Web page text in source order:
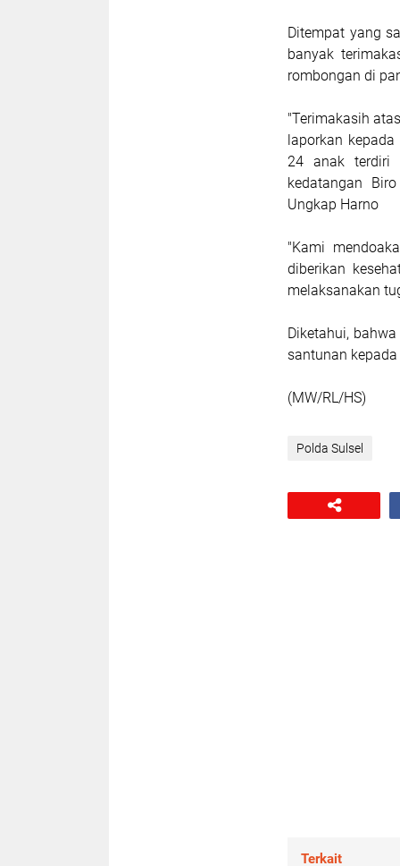
Ditempat yang
banyak
rombongan di
"Terimakasih
laporkan
24 anak terdiri
kedatangan
Ungkap Harno
"Kami
diberikan
melaksanakan
Diketahui,
santunan
(MW/RL/HS)
Polda Sulsel
Terkait